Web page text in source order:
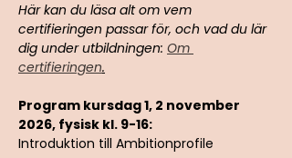
Här kan du läsa alt om vem
certifieringen passar för, och vad du lär
dig under utbildningen: Om
certifieringen.
Program kursdag 1, 2 november
2026, fysisk kl. 9-16:
Introduktion till Ambitionprofile